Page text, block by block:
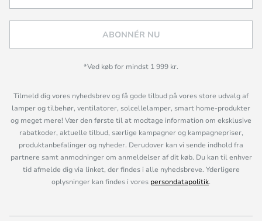
ABONNÉR NU
*Ved køb for mindst 1 999 kr.
Tilmeld dig vores nyhedsbrev og få gode tilbud på vores store udvalg af
lamper og tilbehør, ventilatorer, solcellelamper, smart home-produkter
og meget mere! Vær den første til at modtage information om eksklusive
rabatkoder, aktuelle tilbud, særlige kampagner og kampagnepriser,
produktanbefalinger og nyheder. Derudover kan vi sende indhold fra
partnere samt anmodninger om anmeldelser af dit køb. Du kan til enhver
tid afmelde dig via linket, der findes i alle nyhedsbreve. Yderligere
oplysninger kan findes i vores persondatapolitik.